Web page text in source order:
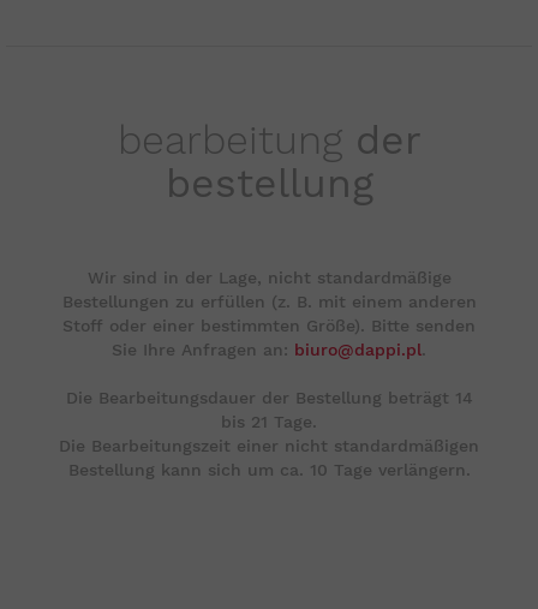
bearbeitung der
bestellung
Wir sind in der Lage, nicht standardmäßige
Bestellungen zu erfüllen (z. B. mit einem anderen
Stoff oder einer bestimmten Größe). Bitte senden
Sie Ihre Anfragen an: biuro@dappi.pl.
Die Bearbeitungsdauer der Bestellung beträgt 14
bis 21 Tage.
Die Bearbeitungszeit einer nicht standardmäßigen
Bestellung kann sich um ca. 10 Tage verlängern.